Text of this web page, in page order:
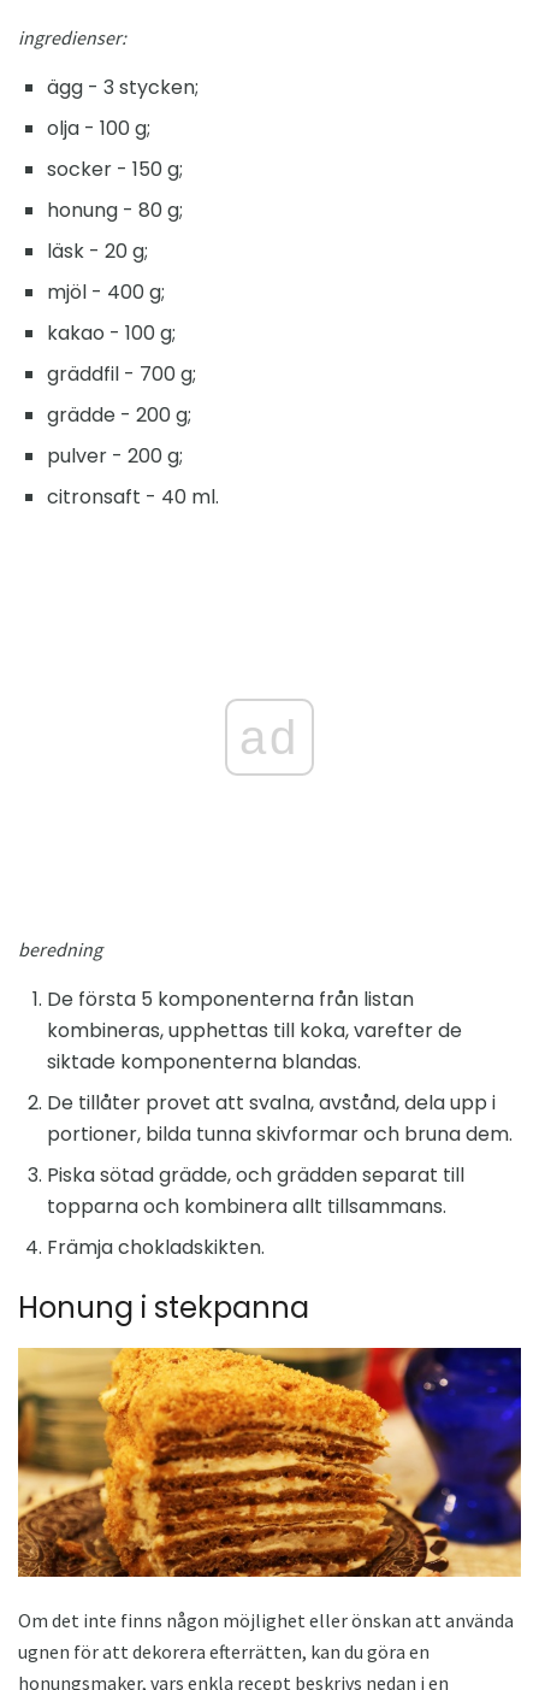
ingredienser:
ägg - 3 stycken;
olja - 100 g;
socker - 150 g;
honung - 80 g;
läsk - 20 g;
mjöl - 400 g;
kakao - 100 g;
gräddfil - 700 g;
grädde - 200 g;
pulver - 200 g;
citronsaft - 40 ml.
ad
beredning
De första 5 komponenterna från listan
kombineras, upphettas till koka, varefter de
siktade komponenterna blandas.
De tillåter provet att svalna, avstånd, dela upp i
portioner, bilda tunna skivformar och bruna dem.
Piska sötad grädde, och grädden separat till
topparna och kombinera allt tillsammans.
Främja chokladskikten.
Honung i stekpanna
Om det inte finns någon möjlighet eller önskan att använda
ugnen för att dekorera efterrätten, kan du göra en
honungsmaker, vars enkla recept beskrivs nedan i en